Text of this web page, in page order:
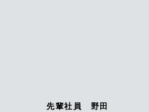
先輩社員 野田